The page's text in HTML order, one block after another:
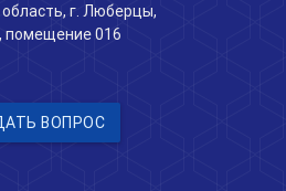
г. Люберцы,
помещение 016
ВОПРОС